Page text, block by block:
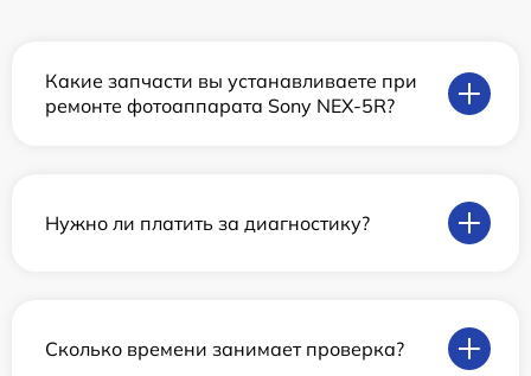
Какие запчасти вы устанавливаете при
ремонте фотоаппарата Sony NEX-5R?
Нужно ли платить за диагностику?
Сколько времени занимает проверка?